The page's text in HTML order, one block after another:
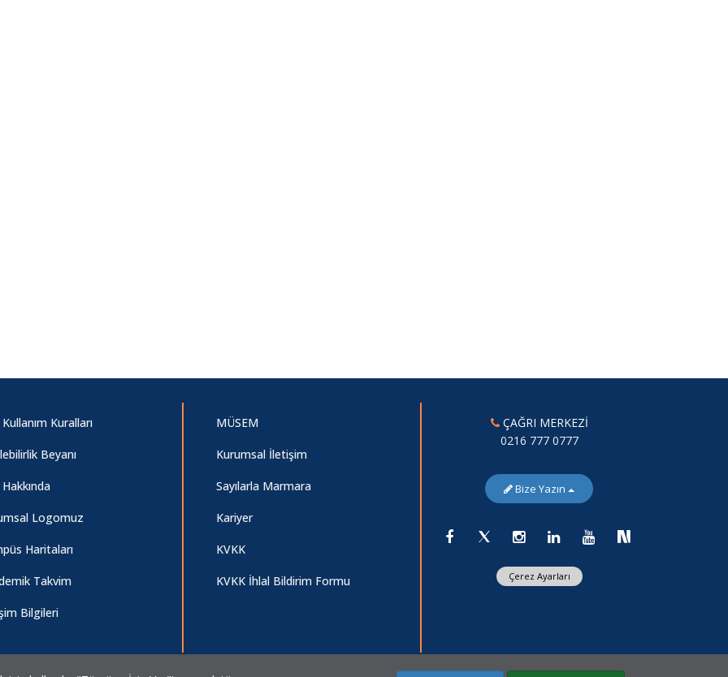
Kuralları
Beyanı
Logomuz
Haritaları
Takvim
Bilgileri
MÜSEM
Kurumsal İletişim
Sayılarla Marmara
Kariyer
KVKK
KVKK İhlal Bildirim Formu
ÇAĞRI MERKEZİ
0216 777 0777
Bize Yazın
Çerez Ayarları